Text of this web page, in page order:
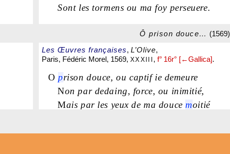
Sont les tormens ou ma foy perseuere.
Ô prison douce… (1569)
Les Œuvres françaises, L’Olive,
Paris, Fédéric Morel, 1569, XXXIII ,f° 16r° [←Gallica].
O prison douce, ou captif ie demeure
Non par dedaing, force, ou inimitié,
Mais par les yeux de ma doucemoitié
Ol’an heureux,lemois,leiour,& l’heure,